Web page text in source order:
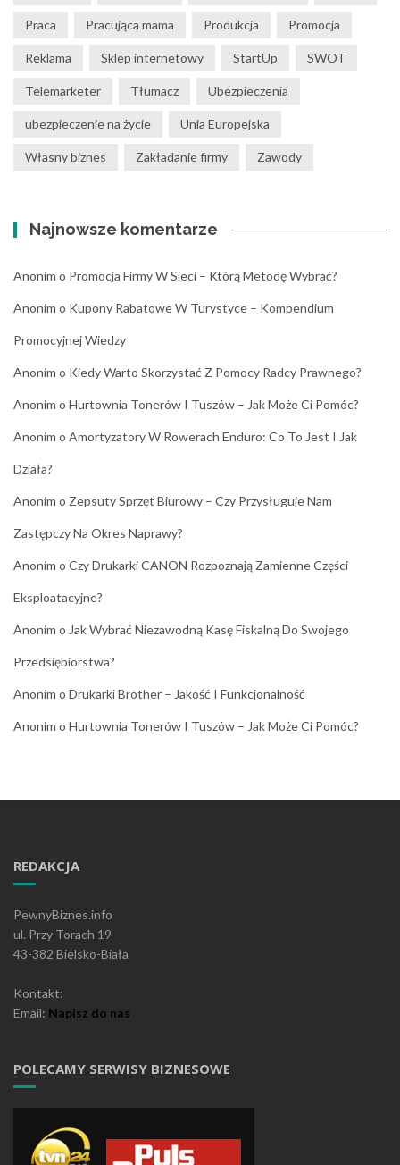
Praca Pracująca mama Produkcja Promocja
Reklama Sklep internetowy StartUp SWOT
Telemarketer Tłumacz Ubezpieczenia
ubezpieczenie na życie Unia Europejska
Własny biznes Zakładanie firmy Zawody
Najnowsze komentarze
Anonim o Promocja Firmy W Sieci – Którą Metodę Wybrać?
Anonim o Kupony Rabatowe W Turystyce – Kompendium
Promocyjnej Wiedzy
Anonim o Kiedy Warto Skorzystać Z Pomocy Radcy Prawnego?
Anonim o Hurtownia Tonerów I Tuszów – Jak Może Ci Pomóc?
Anonim o Amortyzatory W Rowerach Enduro: Co To Jest I Jak
Działa?
Anonim o Zepsuty Sprzęt Biurowy – Czy Przysługuje Nam
Zastępczy Na Okres Naprawy?
Anonim o Czy Drukarki CANON Rozpoznają Zamienne Części
Eksploatacyjne?
Anonim o Jak Wybrać Niezawodną Kasę Fiskalną Do Swojego
Przedsiębiorstwa?
Anonim o Drukarki Brother – Jakość I Funkcjonalność
Anonim o Hurtownia Tonerów I Tuszów – Jak Może Ci Pomóc?
REDAKCJA
PewnyBiznes.info
ul. Przy Torach 19
43-382 Bielsko-Biała
Kontakt:
Email: Napisz do nas
POLECAMY SERWISY BIZNESOWE